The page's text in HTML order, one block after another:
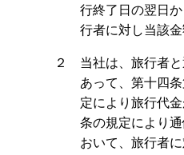
行終了日の翌日
行者に対し当該金
２ 当社は、旅行者
あって、第十四
定により旅行代
条の規定により
おいて、旅行者